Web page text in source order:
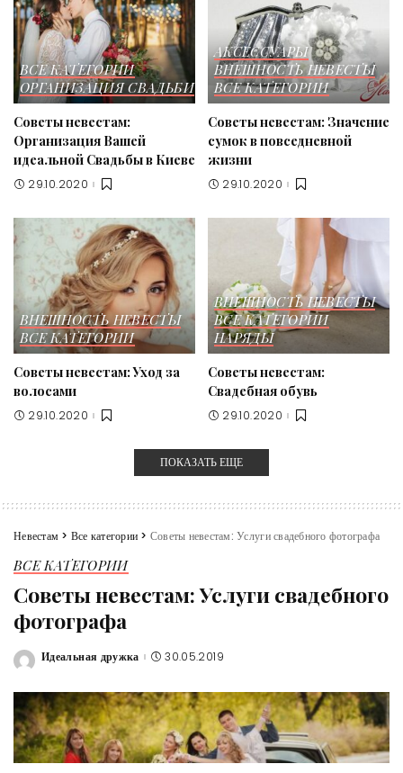
ВСЕ КАТЕГОРИИ
ОРГАНИЗАЦИЯ СВАДЬБИ
Советы невестам:
Организация Вашей
идеальной Свадьбы в Киеве
29.10.2020
АКСЕССУАРЫ
ВНЕШНОСТЬ НЕВЕСТЫ
ВСЕ КАТЕГОРИИ
Советы невестам: Значение
сумок в повседневной
жизни
29.10.2020
ВНЕШНОСТЬ НЕВЕСТЫ
ВСЕ КАТЕГОРИИ
Советы невестам: Уход за
волосами
29.10.2020
ВНЕШНОСТЬ НЕВЕСТЫ
ВСЕ КАТЕГОРИИ
НАРЯДЫ
Советы невестам:
Свадебная обувь
29.10.2020
ПОКАЗАТЬ ЕЩЕ
Невестам > Все категории > Советы невестам: Услуги свадебного фотографа
ВСЕ КАТЕГОРИИ
Советы невестам: Услуги свадебного
фотографа
Posted
Идеальная дружка 30.05.2019